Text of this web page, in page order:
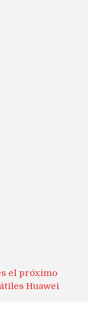
el próximo
Huawei